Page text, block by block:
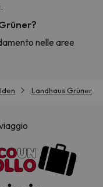
nelle aree
Landhaus Grüner